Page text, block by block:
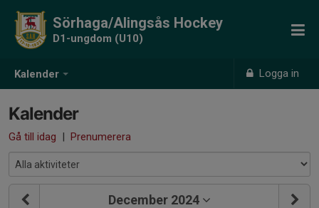
Kalender Logga in
Sörhaga/Alingsås Hockey
D1-ungdom (U10)
Kalender
Gå till idag | Prenumerera
December 2024